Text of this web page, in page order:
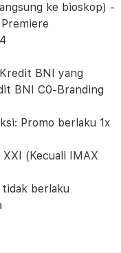
ke bioskop) -
BNI yang
BNI C0-Branding
Promo berlaku 1x
(Kecuali IMAX
berlaku